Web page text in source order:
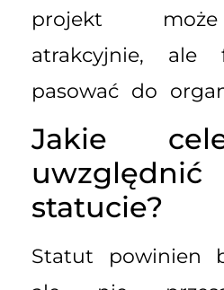
projekt
atrakcyjnie, ale
pasować do
Jakie
statucie?
Statut powinien